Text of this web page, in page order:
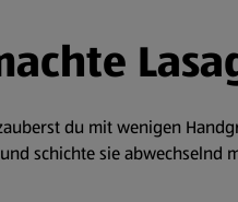
du mit wenigen
schichte sie abwechselnd